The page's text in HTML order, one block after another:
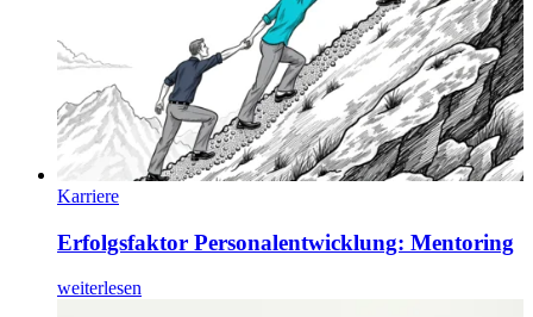
Karriere
Erfolgsfaktor Personalentwicklung: Mentoring
weiterlesen